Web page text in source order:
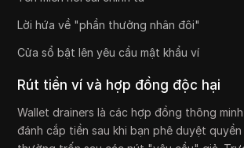
Lời hứa về "phần thưởng nhân đôi"
Cửa sổ bật lên yêu cầu mật khẩu ví
Rút tiền ví và hợp đồng độc hại
Wallet drainers là các hợp đồng thông
đánh cắp tiền sau khi bạn phê duyệt